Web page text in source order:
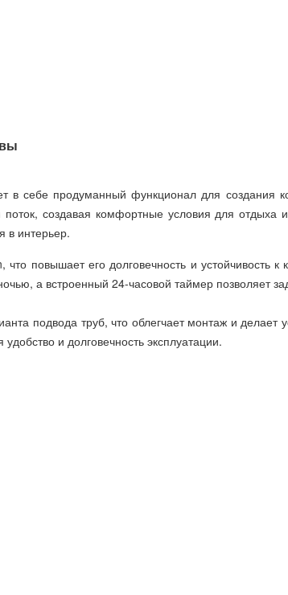
в себе продуманный функционал для создания
создавая комфортные условия для
в интерьер.
повышает его долговечность и
а встроенный 24-часовой таймер позволяет
подвода труб, что облегчает монтаж и делает
и долговечность эксплуатации.